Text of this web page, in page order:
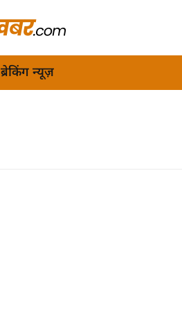
ब्रेकिंग न्यूज़